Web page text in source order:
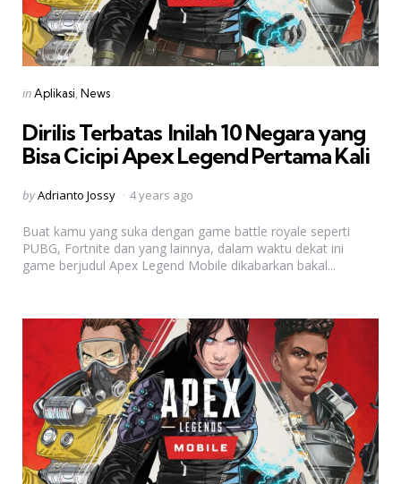
Categories
Posted
inAplikasi News
Dirilis Terbatas  Inilah 10 Negara yang
Bisa Cicipi Apex Legend Pertama Kali
Posted
byAdrianto Jossy 4 years ago
Buat kamu yang suka dengan game battle royale seperti
PUBG, Fortnite dan yang lainnya, dalam waktu dekat ini
game berjudul Apex Legend Mobile dikabarkan bakal...